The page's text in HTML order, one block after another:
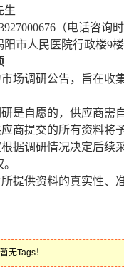
生
（电话咨询
阳市人民医院行政楼9
场调研公告，旨在收
是自愿的，供应商需
商提交的所有资料将
据调研情况决定后续
提供资料的真实性、
无Tags！